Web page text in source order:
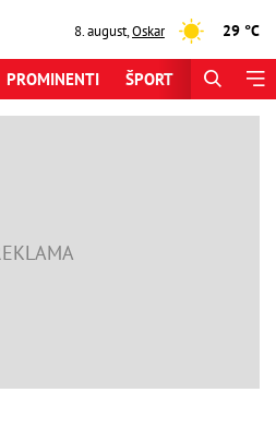
8. august,Oskar 29 °C
PROMINENTI ŠPORT